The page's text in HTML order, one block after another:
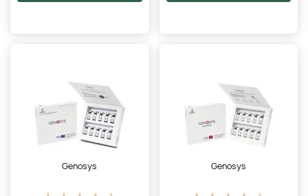
Genosys Genosys